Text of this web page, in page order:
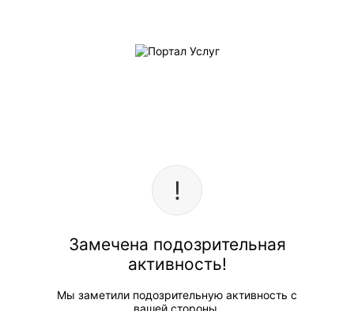
Замечена подозрительная
активность!
Мы заметили подозрительную активность с
вашей стороны.